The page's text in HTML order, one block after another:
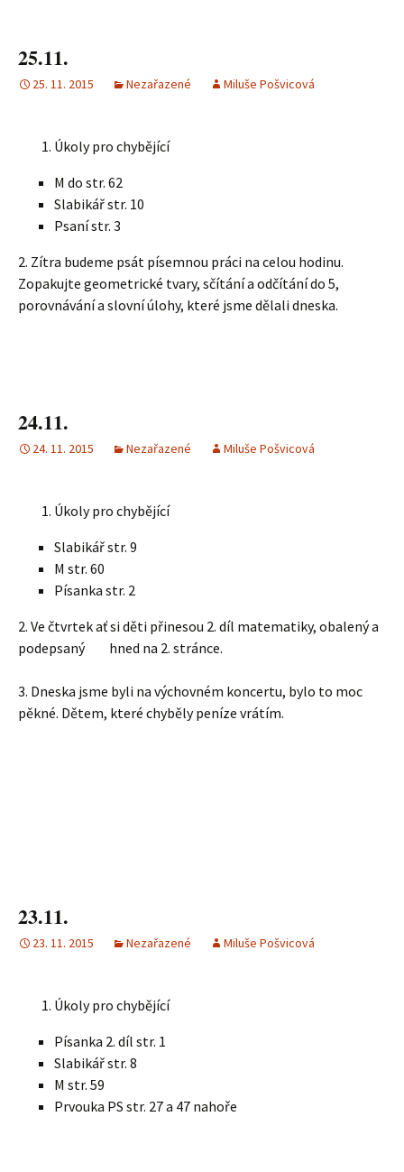
25.11.
25. 11. 2015 Nezařazené Miluše Pošvicová
Úkoly pro chybějící
M do str. 62
Slabikář str. 10
Psaní str. 3
2. Zítra budeme psát písemnou práci na celou hodinu.
Zopakujte geometrické tvary, sčítání a odčítání do 5,
porovnávání a slovní úlohy, které jsme dělali dneska.
24.11.
24. 11. 2015 Nezařazené Miluše Pošvicová
Úkoly pro chybějící
Slabikář str. 9
M str. 60
Písanka str. 2
2. Ve čtvrtek ať si děti přinesou 2. díl matematiky, obalený a
podepsaný hned na 2. stránce.
3. Dneska jsme byli na výchovném koncertu, bylo to moc
pěkné. Dětem, které chyběly peníze vrátím.
23.11.
23. 11. 2015 Nezařazené Miluše Pošvicová
Úkoly pro chybějící
Písanka 2. díl str. 1
Slabikář str. 8
M str. 59
Prvouka PS str. 27 a 47 nahoře